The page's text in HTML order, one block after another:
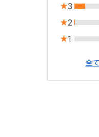
3
2
1
全